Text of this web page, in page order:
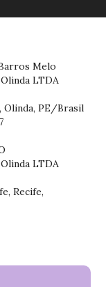
Melo
LTDA
Olinda, PE/Brasil
LTDA
Recife,
do e-MEC